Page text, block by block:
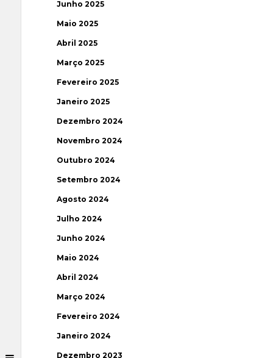
Junho 2025
Maio 2025
Abril 2025
Março 2025
Fevereiro 2025
Janeiro 2025
Dezembro 2024
Novembro 2024
Outubro 2024
Setembro 2024
Agosto 2024
Julho 2024
Junho 2024
Maio 2024
Abril 2024
Março 2024
Fevereiro 2024
Janeiro 2024
Dezembro 2023